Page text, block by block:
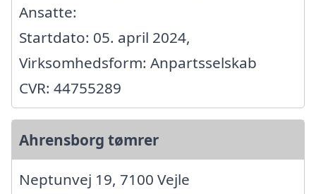
Ansatte:
Startdato: 05. april 2024,
Virksomhedsform: Anpartsselskab
CVR: 44755289
Ahrensborg tømrer
Neptunvej 19, 7100 Vejle